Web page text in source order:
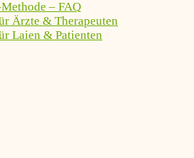
– FAQ
Ärzte & Therapeuten
Laien & Patienten